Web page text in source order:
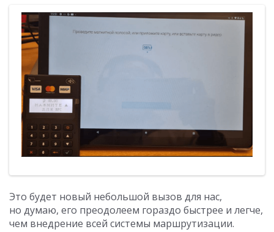
Это будет новый небольшой вызов для нас,
но думаю, его преодолеем гораздо быстрее и легче,
чем внедрение всей системы маршрутизации.